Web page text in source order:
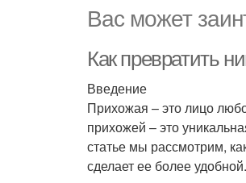
Вас может
Как превратить
Введение
Прихожая – это лицо
прихожей – это
статье мы рассмотрим,
сделает ее более удобной.